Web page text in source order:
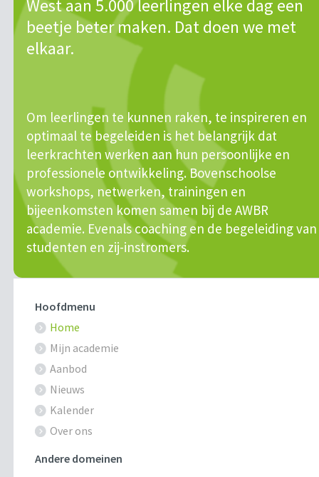
West aan 5.000 leerlingen elke dag een
beetje beter maken. Dat doen we met
elkaar.
Om leerlingen te kunnen raken, te inspireren en
optimaal te begeleiden is het belangrijk dat
leerkrachten werken aan hun persoonlijke en
professionele ontwikkeling. Bovenschoolse
workshops, netwerken, trainingen en
bijeenkomsten komen samen bij de AWBR
academie. Evenals coaching en de begeleiding van
studenten en zij-instromers.
Hoofdmenu
Home
Mijn academie
Aanbod
Nieuws
Kalender
Over ons
Andere domeinen